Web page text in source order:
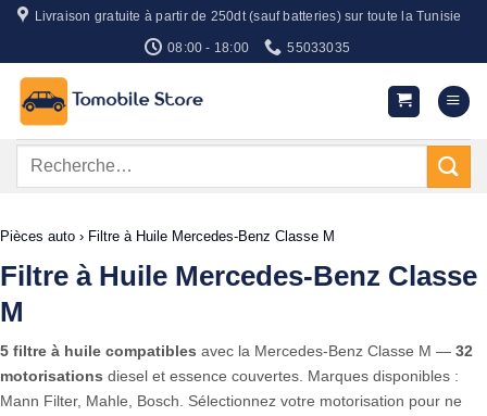
Passer
contenu
Livraison gratuite à partir de 250dt (sauf batteries) sur toute la Tunisie
08:00 - 18:00 55033035
Recherche
Pièces auto › Filtre à Huile Mercedes-Benz Classe M
Filtre à Huile Mercedes-Benz Classe
M
5 filtre à huile compatibles avec la Mercedes-Benz Classe M — 32
motorisations diesel et essence couvertes. Marques disponibles :
Mann Filter, Mahle, Bosch. Sélectionnez votre motorisation pour ne